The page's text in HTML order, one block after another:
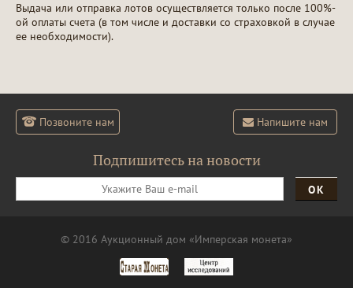
Выдача или отправка лотов осуществляется только после 100%-
ой оплаты счета (в том числе и доставки со страховкой в случае
ее необходимости).
Позвоните нам Напишите нам
Подпишитесь на новости
ОК
© 2016 Аукционный дом «Имперская монета»